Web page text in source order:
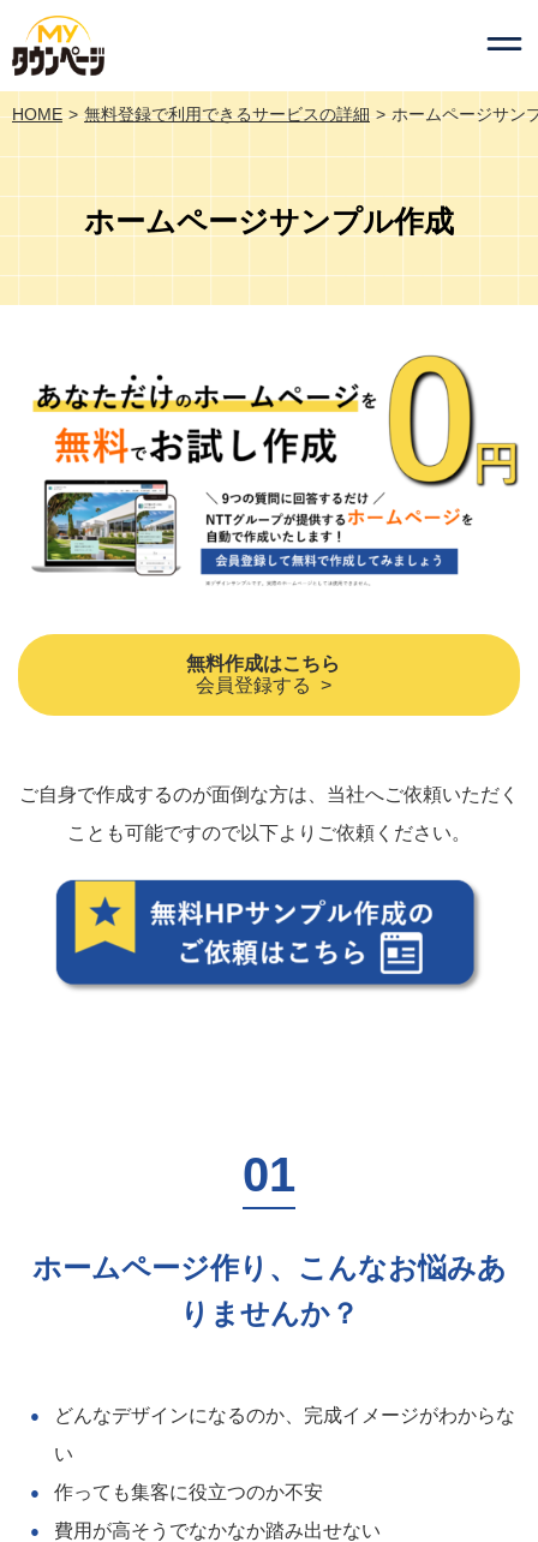
HOME 無料登録で利用できるサービスの詳細 ホームページサン
ホームページサンプル作成
無料作成はこちら
会員登録する >
ご自身で作成するのが面倒な方は、当社へご依頼いただく
ことも可能ですので以下よりご依頼ください。
ホームページ作り、こんなお悩みあ
りませんか？
どんなデザインになるのか、完成イメージがわからな
い
作っても集客に役立つのか不安
費用が高そうでなかなか踏み出せない